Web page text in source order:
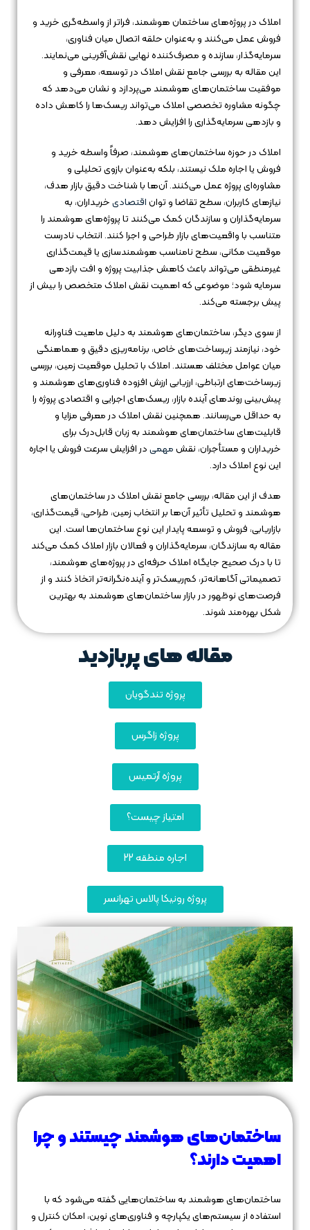
املاک در پروژه‌های ساختمان هوشمند، فراتر از واسطه‌گری خرید و
فروش عمل می‌کنند و به‌عنوان حلقه اتصال میان فناوری،
سرمایه‌گذار، سازنده و مصرف‌کننده نهایی نقش‌آفرینی می‌نمایند.
این مقاله به بررسی جامع نقش املاک در توسعه، معرفی و
موفقیت ساختمان‌های هوشمند می‌پردازد و نشان می‌دهد که
چگونه مشاوره تخصصی املاک می‌تواند ریسک‌ها را کاهش داده
و بازدهی سرمایه‌گذاری را افزایش دهد.
املاک در حوزه ساختمان‌های هوشمند، صرفاً واسطه خرید و
فروش یا اجاره ملک نیستند، بلکه به‌عنوان بازوی تحلیلی و
مشاوره‌ای پروژه عمل می‌کنند. آن‌ها با شناخت دقیق بازار هدف،
نیازهای کاربران، سطح تقاضا و تواناقتصادیخریداران، به
سرمایه‌گذاران و سازندگان کمک می‌کنند تا پروژه‌های هوشمند را
متناسب با واقعیت‌های بازار طراحی و اجرا کنند. انتخاب نادرست
موقعیت مکانی، سطح نامناسب هوشمندسازی یا قیمت‌گذاری
غیرمنطقی می‌تواند باعث کاهش جذابیت پروژه و افت بازدهی
سرمایه شود؛ موضوعی که اهمیت نقش املاک متخصص را بیش از
پیش برجسته می‌کند.
از سوی دیگر، ساختمان‌های هوشمند به دلیل ماهیت فناورانه
خود، نیازمند زیرساخت‌های خاص، برنامه‌ریزی دقیق و هماهنگی
میان عوامل مختلف هستند. املاک با تحلیل موقعیت زمین، بررسی
زیرساخت‌های ارتباطی، ارزیابی ارزش افزوده فناوری‌های هوشمند و
پیش‌بینی روندهای آینده بازار، ریسک‌های اجرایی و اقتصادی پروژه را
به حداقل می‌رسانند. همچنین نقش املاک در معرفی مزایا و
قابلیت‌های ساختمان‌های هوشمند به زبان قابل‌درک برای
خریداران و مستأجران، نقشمهمیدر افزایش سرعت فروش یا اجاره
این نوع املاک دارد.
هدف از این مقاله، بررسی جامع نقش املاک در ساختمان‌های
هوشمند و تحلیل تأثیر آن‌ها بر انتخاب زمین، طراحی، قیمت‌گذاری،
بازاریابی، فروش و توسعه پایدار این نوع ساختمان‌ها است. این
مقاله به سازندگان، سرمایه‌گذاران و فعالان بازار املاک کمک می‌کند
تا با درک صحیح جایگاه املاک حرفه‌ای در پروژه‌های هوشمند،
تصمیماتی آگاهانه‌تر، کم‌ریسک‌تر و آینده‌نگرانه‌تر اتخاذ کنند و از
فرصت‌های نوظهور در بازار ساختمان‌های هوشمند به بهترین
شکل بهره‌مند شوند.
مقاله های پربازدید
پروژه تندگویان
پروژه زاگرس
پروژه آرتمیس
امتیاز چیست؟
اجاره منطقه 22
پروژه رونیکا پالاس تهرانسر
ساختمان‌های هوشمند چیستند و چرا
اهمیت دارند؟
ساختمان‌های هوشمند به ساختمان‌هایی گفته می‌شود که با
استفاده از سیستم‌های یکپارچه و فناوری‌های نوین، امکان کنترل و